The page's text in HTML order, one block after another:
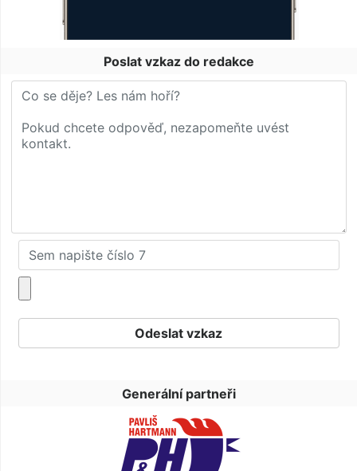
Poslat vzkaz do redakce
Generální partneři